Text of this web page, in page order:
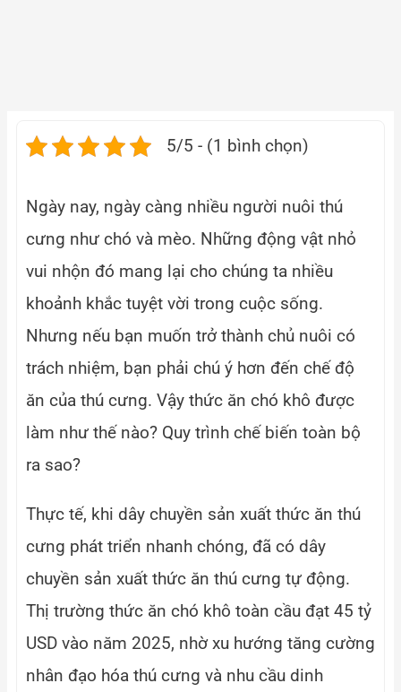
5/5 - (1 bình chọn)
Ngày nay, ngày càng nhiều người nuôi thú
cưng như chó và mèo. Những động vật nhỏ
vui nhộn đó mang lại cho chúng ta nhiều
khoảnh khắc tuyệt vời trong cuộc sống.
Nhưng nếu bạn muốn trở thành chủ nuôi có
trách nhiệm, bạn phải chú ý hơn đến chế độ
ăn của thú cưng. Vậy thức ăn chó khô được
làm như thế nào? Quy trình chế biến toàn bộ
ra sao?
Thực tế, khi dây chuyền sản xuất thức ăn thú
cưng phát triển nhanh chóng, đã có dây
chuyền sản xuất thức ăn thú cưng tự động.
Thị trường thức ăn chó khô toàn cầu đạt 45 tỷ
USD vào năm 2025, nhờ xu hướng tăng cường
nhân đạo hóa thú cưng và nhu cầu dinh